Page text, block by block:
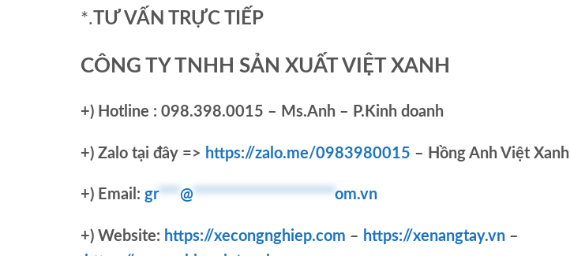
*.TƯ VẤN TRỰC TIẾP
CÔNG TY TNHH SẢN XUẤT VIỆT XANH
+) Hotline : 098.398.0015 – Ms.Anh – P.Kinh doanh
+) Zalo tại đây => https://zalo.me/0983980015 – Hồng Anh Việt Xanh
+) Email: gr***@********************om.vn
+) Website: https://xecongnghiep.com – https://xenangtay.vn –